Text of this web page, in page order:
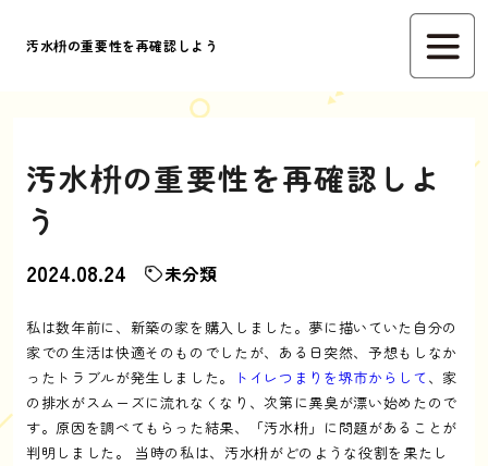
汚水枡の重要性を再確認しよう
汚水枡の重要性を再確認しよ
う
2024.08.24 未分類
私は数年前に、新築の家を購入しました。夢に描いていた自分の
家での生活は快適そのものでしたが、ある日突然、予想もしなか
ったトラブルが発生しました。
トイレつまりを堺市からして 、家
の排水がスムーズに流れなくなり、次第に異臭が漂い始めたので
す。原因を調べてもらった結果、「汚水枡」に問題があることが
判明しました。 当時の私は、汚水枡がどのような役割を果たし